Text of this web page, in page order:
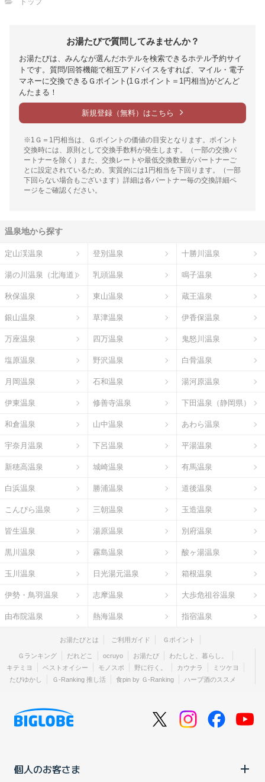
お湯たびで質問してみませんか？
お湯たびは、みんなが選んだホテルを検索できるホテル予約サイ
トです。質問/回答機能で相互アドバイスをすれば、マイル・電子
マネーに交換できるＧポイント(1Ｇポイント＝1円相当)がどんど
んたまる！
新規登録（無料）はこちら
※1Ｇ＝1円相当は、Ｇポイントの価値の目安となります。ポイント
交換時には、原則として交換手数料が発生します。（一部の交換パ
ートナーを除く）また、交換レートや最低交換数量がパートナーご
とに設定されているため、実質的には1円相当を下回ります。（一部
下回らない場合もございます）詳細は各パートナー毎の交換詳細ペ
ージをご確認ください。
温泉地から探す
定山渓温泉 登別温泉 十勝川温泉
湯の川温泉（北海道） 乳頭温泉 鳴子温泉
秋保温泉 東山温泉 蔵王温泉
銀山温泉 草津温泉 伊香保温泉
万座温泉 四万温泉 鬼怒川温泉
塩原温泉 野沢温泉 白骨温泉
月岡温泉 石和温泉 湯河原温泉
伊東温泉 修善寺温泉 下田温泉（静岡県）
和倉温泉 山中温泉 あわら温泉
宇奈月温泉 下呂温泉 平湯温泉
新穂高温泉 城崎温泉 有馬温泉
白浜温泉 勝浦温泉 道後温泉
こんぴら温泉 三朝温泉 玉造温泉
皆生温泉 湯原温泉 別府温泉
黒川温泉 霧島温泉 酸ヶ湯温泉
玉川温泉 日光湯元温泉 箱根温泉
伊勢・鳥羽温泉 志摩温泉 大歩危祖谷温泉
由布院温泉 熱海温泉 指宿温泉
お湯たびとは ご利用ガイド Ｇポイント
Ｇランキング だれどこ ocruyo お湯たび
わたしと、暮らし。
キテミヨ
ベストオイシー モノスポ 野に行く。 カウナラ
ミツケヨ
たびゆかし
Ｇ-Ranking 推し活 食pin by Ｇ-Ranking ハーブ酒のススメ
個人のお客さま